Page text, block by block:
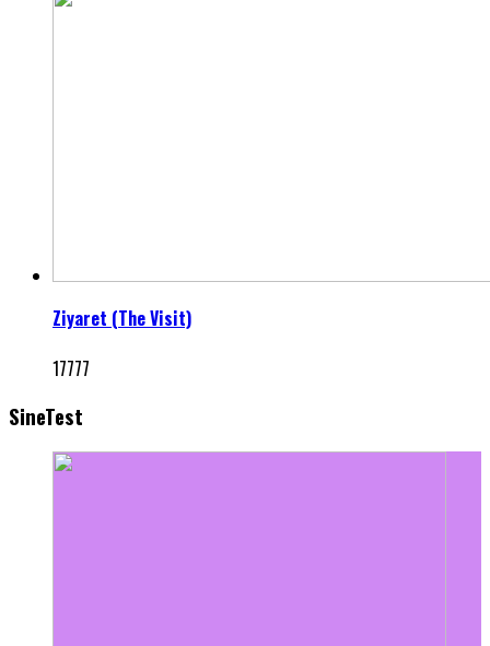
Ziyaret (The Visit)
17777
SineTest